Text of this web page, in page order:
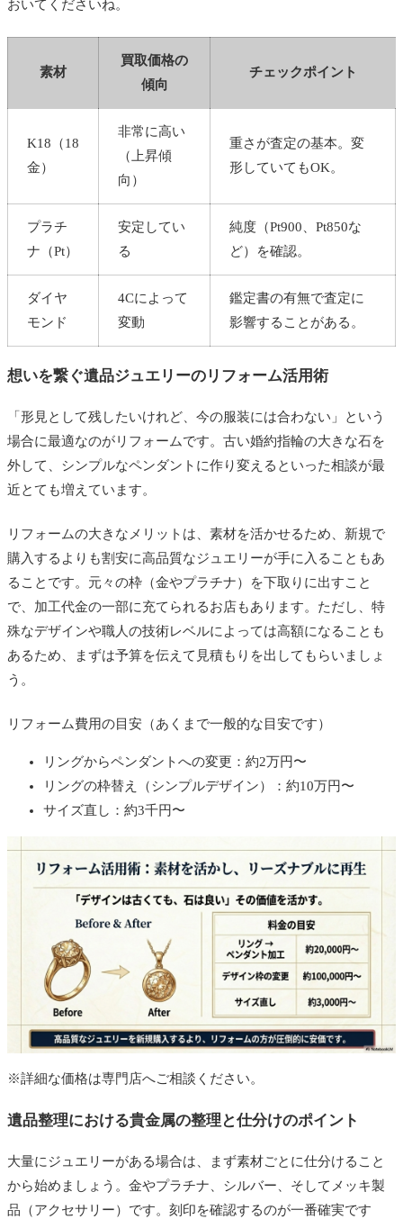
おいてくださいね。
素材
買取価格の
傾向
チェックポイント
K18（18
金）
非常に高い
（上昇傾
向）
重さが査定の基本。変
形していてもOK。
プラチ
ナ（Pt）
安定してい
る
純度（Pt900、Pt850な
ど）を確認。
ダイヤ
モンド
4Cによって
変動
鑑定書の有無で査定に
影響することがある。
想いを繋ぐ遺品ジュエリーのリフォーム活用術
「形見として残したいけれど、今の服装には合わない」という
場合に最適なのがリフォームです。古い婚約指輪の大きな石を
外して、シンプルなペンダントに作り変えるといった相談が最
近とても増えています。
リフォームの大きなメリットは、 素材を活かせるため、新規で
購入するよりも割安に高品質なジュエリーが手に入ることもあ
ること です。元々の枠（金やプラチナ）を下取りに出すこと
で、加工代金の一部に充てられるお店もあります。ただし、特
殊なデザインや職人の技術レベルによっては高額になることも
あるため、まずは予算を伝えて見積もりを出してもらいましょ
う。
リフォーム費用の目安（あくまで一般的な目安です）
リングからペンダントへの変更：約2万円〜
リングの枠替え（シンプルデザイン）：約10万円〜
サイズ直し：約3千円〜
※詳細な価格は専門店へご相談ください。
遺品整理における貴金属の整理と仕分けのポイント
大量にジュエリーがある場合は、まず素材ごとに仕分けること
から始めましょう。金やプラチナ、シルバー、そしてメッキ製
品（アクセサリー）です。刻印を確認するのが一番確実です